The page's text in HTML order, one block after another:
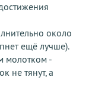
около
ещё лучше).
молотком -
не тянут, а